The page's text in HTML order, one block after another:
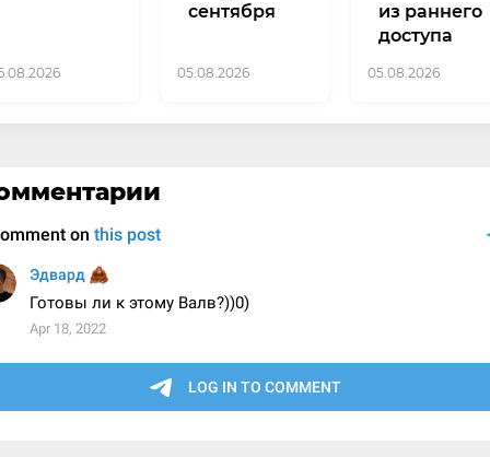
сентября
05.08.2026
из раннего
доступа
05.08.2026